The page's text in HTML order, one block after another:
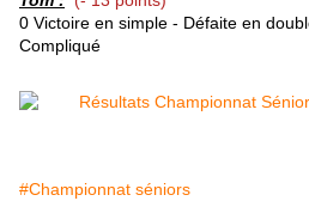
0 Victoire en simple - Défaite en
Compliqué
#Championnat séniors